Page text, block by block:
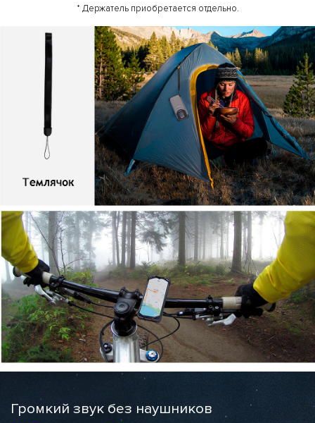
* Держатель приобретается отдельно.
Громкий звук без наушников